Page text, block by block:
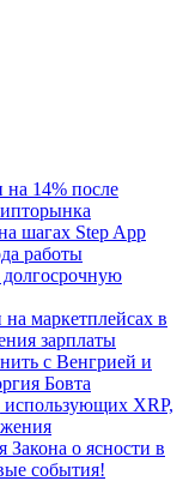
14% после
шагах Step App
работы
маркетплейсах в
зарплаты
с Венгрией и
Бовта
XRP,
о ясности в
события!